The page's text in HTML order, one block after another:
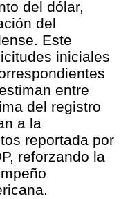
del dólar,
del
Este
iniciales
entre
del registro
a la
reportada por
reforzando la